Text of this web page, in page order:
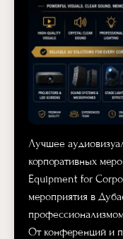
Лучшее
корпоративных
Equipment for
мероприятия в
От конференций и